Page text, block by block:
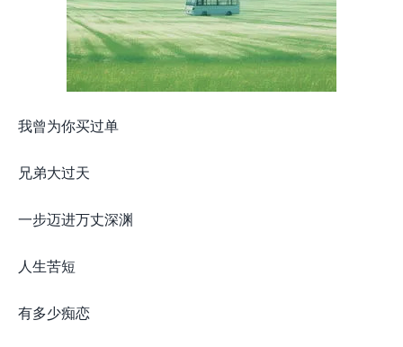
我曾为你买过单
兄弟大过天
一步迈进万丈深渊
人生苦短
有多少痴恋